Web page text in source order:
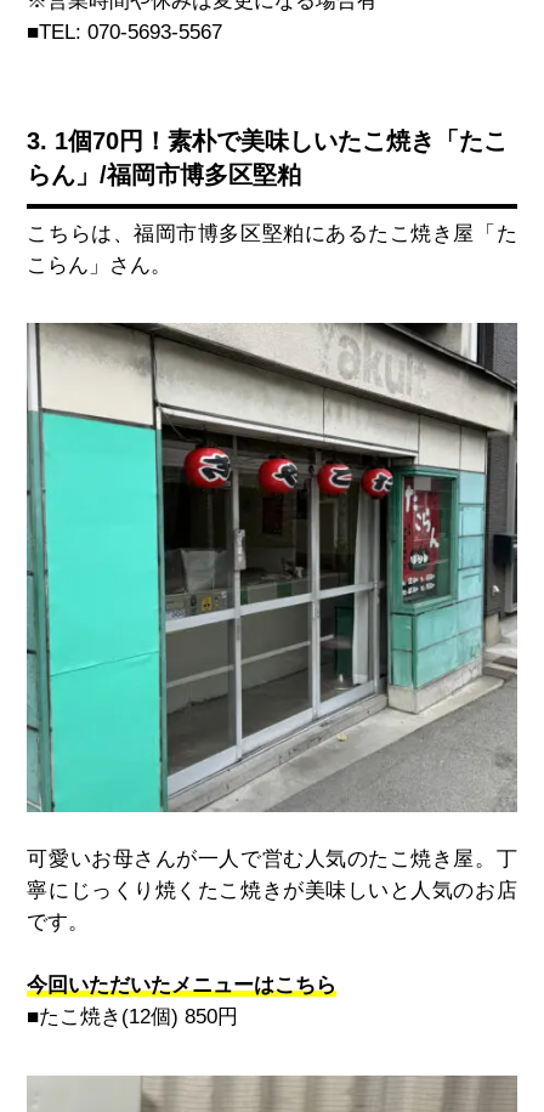
■TEL: 070-5693-5567
3. 1個70円！素朴で美味しいたこ焼き「たこ
らん」/福岡市博多区堅粕
こちらは、福岡市博多区堅粕にあるたこ焼き屋「た
こらん」さん。
可愛いお母さんが一人で営む人気のたこ焼き屋。丁
寧にじっくり焼くたこ焼きが美味しいと人気のお店
です。
今回いただいたメニューはこちら
■たこ焼き(12個) 850円